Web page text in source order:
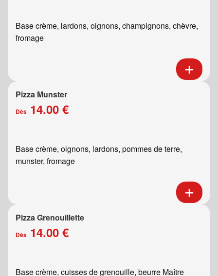
Base crème, lardons, oignons, champignons, chèvre,
fromage
Pizza Munster
Dès 14.00 €
Base crème, oignons, lardons, pommes de terre,
munster, fromage
Pizza Grenouillette
Dès 14.00 €
Base crème, cuisses de grenouille, beurre Maître